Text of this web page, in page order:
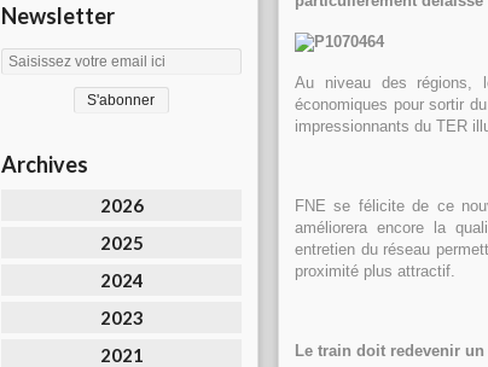
Newsletter
Archives
2026
2025
2024
2023
2021
Au niveau des régions,
économiques pour sortir
impressionnants du TER
FNE se félicite de ce
améliorera encore la
entretien du réseau
proximité plus attractif.
Le train doit redevenir